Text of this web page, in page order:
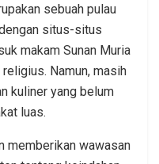
sebuah pulau
situs-situs
makam Sunan Muria
Namun, masih
kuliner yang belum
luas.
memberikan wawasan